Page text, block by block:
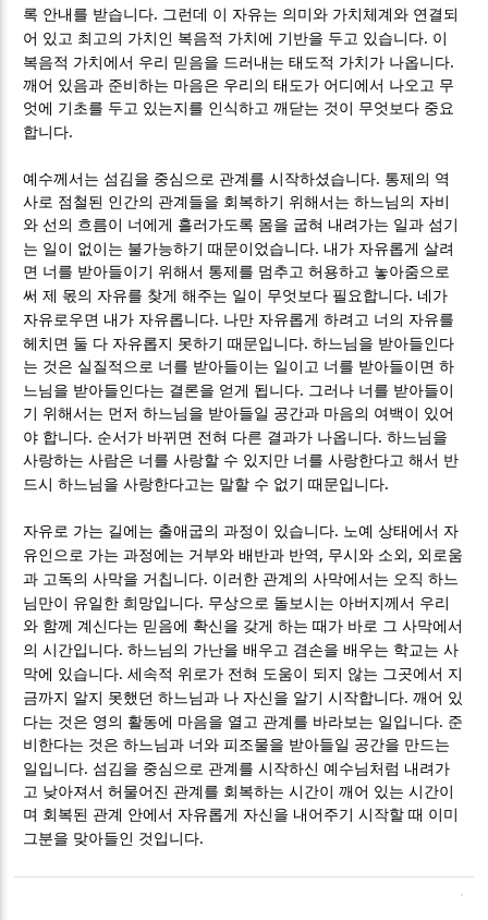
록 안내를 받습니다. 그런데 이 자유는 의미와 가치체계와 연결되
어 있고 최고의 가치인 복음적 가치에 기반을 두고 있습니다. 이
복음적 가치에서 우리 믿음을 드러내는 태도적 가치가 나옵니다.
깨어 있음과 준비하는 마음은 우리의 태도가 어디에서 나오고 무
엇에 기초를 두고 있는지를 인식하고 깨닫는 것이 무엇보다 중요
합니다.
예수께서는 섬김을 중심으로 관계를 시작하셨습니다. 통제의 역
사로 점철된 인간의 관계들을 회복하기 위해서는 하느님의 자비
와 선의 흐름이 너에게 흘러가도록 몸을 굽혀 내려가는 일과 섬기
는 일이 없이는 불가능하기 때문이었습니다. 내가 자유롭게 살려
면 너를 받아들이기 위해서 통제를 멈추고 허용하고 놓아줌으로
써 제 몫의 자유를 찾게 해주는 일이 무엇보다 필요합니다. 네가
자유로우면 내가 자유롭니다. 나만 자유롭게 하려고 너의 자유를
헤치면 둘 다 자유롭지 못하기 때문입니다.하느님을 받아들인다
는 것은 실질적으로 너를 받아들이는 일이고 너를 받아들이면 하
느님을 받아들인다는 결론을 얻게 됩니다. 그러나 너를 받아들이
기 위해서는 먼저 하느님을 받아들일 공간과 마음의 여백이 있어
야 합니다. 순서가 바뀌면 전혀 다른 결과가 나옵니다.하느님을
사랑하는 사람은 너를 사랑할 수 있지만 너를 사랑한다고 해서 반
드시 하느님을 사랑한다고는 말할 수 없기 때문입니다.
자유로 가는 길에는 출애굽의 과정이 있습니다. 노예 상태에서 자
유인으로 가는 과정에는 거부와 배반과 반역 , 무시와 소외 , 외로움
과 고독의 사막을 거칩니다. 이러한 관계의 사막에서는 오직 하느
님만이 유일한 희망입니다. 무상으로 돌보시는 아버지께서 우리
와 함께 계신다는 믿음에 확신을 갖게 하는 때가 바로 그 사막에서
의 시간입니다.하느님의 가난을 배우고 겸손을 배우는 학교는 사
막에 있습니다.세속적 위로가 전혀 도움이 되지 않는 그곳에서 지
금까지 알지 못했던 하느님과 나 자신을 알기 시작합니다.깨어 있
다는 것은 영의 활동에 마음을 열고 관계를 바라보는 일입니다. 준
비한다는 것은 하느님과 너와 피조물을 받아들일 공간을 만드는
일입니다. 섬김을 중심으로 관계를 시작하신 예수님처럼 내려가
고 낮아져서 허물어진 관계를 회복하는 시간이 깨어 있는 시간이
며 회복된 관계 안에서 자유롭게 자신을 내어주기 시작할 때 이미
그분을 맞아들인 것입니다.